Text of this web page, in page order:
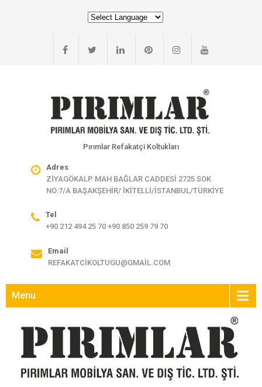
Pırımlar Refakatçi Koltukları
Adres
ZİYAGÖKALP MAH BAĞLAR CADDESİ 2725 SOK
NO:7/A BAŞAKŞEHİR/ İKİTELLİ/İSTANBUL/TÜRKİYE
Tel
+90 212 494 25 70 +90 850 259 79 70
Email
REFAKATCIKOLTUGU@GMAIL.COM
Menu